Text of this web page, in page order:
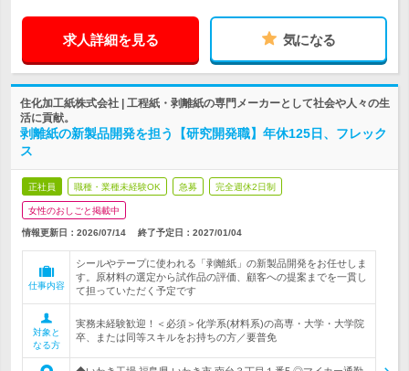
求人詳細を見る 気になる
住化加工紙株式会社 | 工程紙・剥離紙の専門メーカーとして社会や人々の生
活に貢献。
剥離紙の新製品開発を担う【研究開発職】年休125日、フレック
ス
正社員 職種・業種未経験OK 急募 完全週休2日制
女性のおしごと掲載中
情報更新日：2026/07/14 終了予定日： 2027/01/04
仕事内容
シールやテープに使われる「剥離紙」の新製品開発をお任せしま
す。原材料の選定から試作品の評価、顧客への提案までを一貫し
て担っていただく予定です
対象と
なる方
実務未経験歓迎！＜必須＞化学系(材料系)の高専・大学・大学院
卒、または同等スキルをお持ちの方／要普免